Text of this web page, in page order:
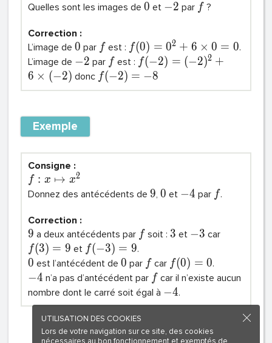
Quelles sont les images de 0 et −2 par f ?
Correction :
L’image de 0 par f est : f(0) = 02 + 6 × 0 = 0.
L’image de −2 par f est : f(−2) = (−2)2 +
6 × (−2) donc f(−2) = −8
Exemple
Consigne :
f : x ↦ x2
Donnez des antécédents de 9, 0 et −4 par f.
Correction :
9 a deux antécédents par f soit : 3 et −3 car
f(3) = 9 et f(−3) = 9.
0 est l’antécédent de 0 par f car f(0) = 0.
−4 n’a pas d’antécédent par f car il n’existe aucun
nombre dont le carré soit égal à −4.
UTILISATION DES COOKIES
Lors de votre navigation sur ce site, des cookies